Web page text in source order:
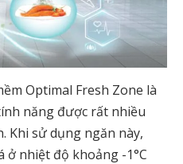
Optimal Fresh Zone là
năng được rất nhiều
Khi sử dụng ngăn này,
ở nhiệt độ khoảng -1°C